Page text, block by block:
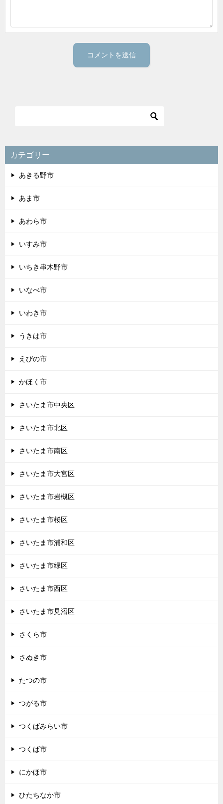
カテゴリー
あきる野市
あま市
あわら市
いすみ市
いちき串木野市
いなべ市
いわき市
うきは市
えびの市
かほく市
さいたま市中央区
さいたま市北区
さいたま市南区
さいたま市大宮区
さいたま市岩槻区
さいたま市桜区
さいたま市浦和区
さいたま市緑区
さいたま市西区
さいたま市見沼区
さくら市
さぬき市
たつの市
つがる市
つくばみらい市
つくば市
にかほ市
ひたちなか市